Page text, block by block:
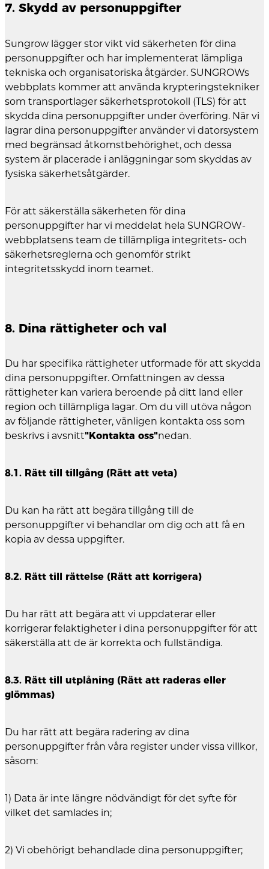
7. Skydd av personuppgifter
Sungrow lägger stor vikt vid säkerheten för dina
personuppgifter och har implementerat lämpliga
tekniska och organisatoriska åtgärder. SUNGROWs
webbplats kommer att använda krypteringstekniker
som transportlager säkerhetsprotokoll (TLS) för att
skydda dina personuppgifter under överföring. När vi
lagrar dina personuppgifter använder vi datorsystem
med begränsad åtkomstbehörighet, och dessa
system är placerade i anläggningar som skyddas av
fysiska säkerhetsåtgärder.
För att säkerställa säkerheten för dina
personuppgifter har vi meddelat hela SUNGROW-
webbplatsens team de tillämpliga integritets- och
säkerhetsreglerna och genomför strikt
integritetsskydd inom teamet.
8. Dina rättigheter och val
Du har specifika rättigheter utformade för att skydda
dina personuppgifter. Omfattningen av dessa
rättigheter kan variera beroende på ditt land eller
region och tillämpliga lagar. Om du vill utöva någon
av följande rättigheter, vänligen kontakta oss som
beskrivs i avsnitt"Kontakta oss"nedan.
8.1. Rätt till tillgång (Rätt att veta)
Du kan ha rätt att begära tillgång till de
personuppgifter vi behandlar om dig och att få en
kopia av dessa uppgifter.
8.2. Rätt till rättelse (Rätt att korrigera)
Du har rätt att begära att vi uppdaterar eller
korrigerar felaktigheter i dina personuppgifter för att
säkerställa att de är korrekta och fullständiga.
8.3. Rätt till utplåning (Rätt att raderas eller
glömmas)
Du har rätt att begära radering av dina
personuppgifter från våra register under vissa villkor,
såsom:
1) Data är inte längre nödvändigt för det syfte för
vilket det samlades in;
2) Vi obehörigt behandlade dina personuppgifter;